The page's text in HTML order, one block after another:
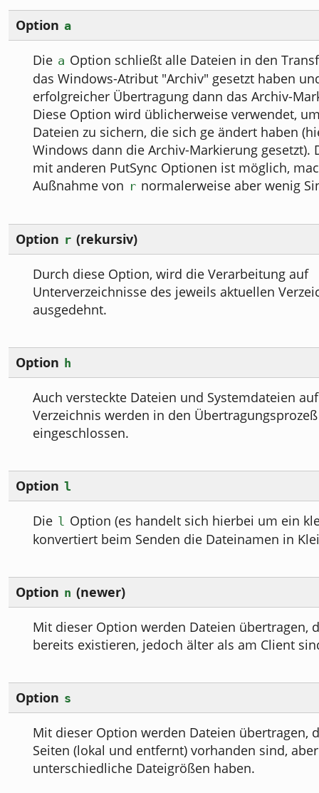
Option a
Die a Option schließt alle Dateien in den
das Windows-Atribut "Archiv" gesetzt haben
erfolgreicher Übertragung dann das Archiv-
Diese Option wird üblicherweise verwendet,
Dateien zu sichern, die sich ge ändert haben
Windows dann die Archiv-Markierung gesetzt).
mit anderen PutSync Optionen ist möglich,
Außnahme von r normalerweise aber wenig
Option r (rekursiv)
Durch diese Option, wird die Verarbeitung auf
Unterverzeichnisse des jeweils aktuellen
ausgedehnt.
Option h
Auch versteckte Dateien und Systemdateien
Verzeichnis werden in den
eingeschlossen.
Option l
Die l Option (es handelt sich hierbei um ein
konvertiert beim Senden die Dateinamen in
Option n (newer)
Mit dieser Option werden Dateien übertragen,
bereits existieren, jedoch älter als am Client
Option s
Mit dieser Option werden Dateien übertragen,
Seiten (lokal und entfernt) vorhanden sind, aber
unterschiedliche Dateigrößen haben.